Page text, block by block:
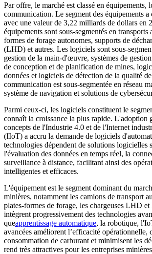
Par offre, le marché est classé en équipements,
communication. Le segment des équipements a
avec une valeur de 3,22 milliards de dollars en
équipements sont sous-segmentés en transports
formes de forage autonomes, supports de
(LHD) et autres. Les logiciels sont sous-
gestion de la main-d'œuvre, systèmes de
de conception et de planification de mines,
données et logiciels de détection de la qualité
communication est sous-segmentée en réseau
système de navigation et solutions de
Parmi ceux-ci, les logiciels constituent le
connaît la croissance la plus rapide. L'adoption
concepts de l'Industrie 4.0 et de l'Internet
(IIoT) a accru la demande de logiciels
technologies dépendent de solutions logicielles
l'évaluation des données en temps réel, la
surveillance à distance, facilitant ainsi des
intelligentes et efficaces.
L'équipement est le segment dominant du
minières, notamment les camions de transport
plates-formes de forage, les chargeuses LHD et
intègrent progressivement des technologies
queapprentissage automatique, la robotique,
avancées améliorent l’efficacité opérationnelle,
consommation de carburant et minimisent les
rend très attractives pour les entreprises